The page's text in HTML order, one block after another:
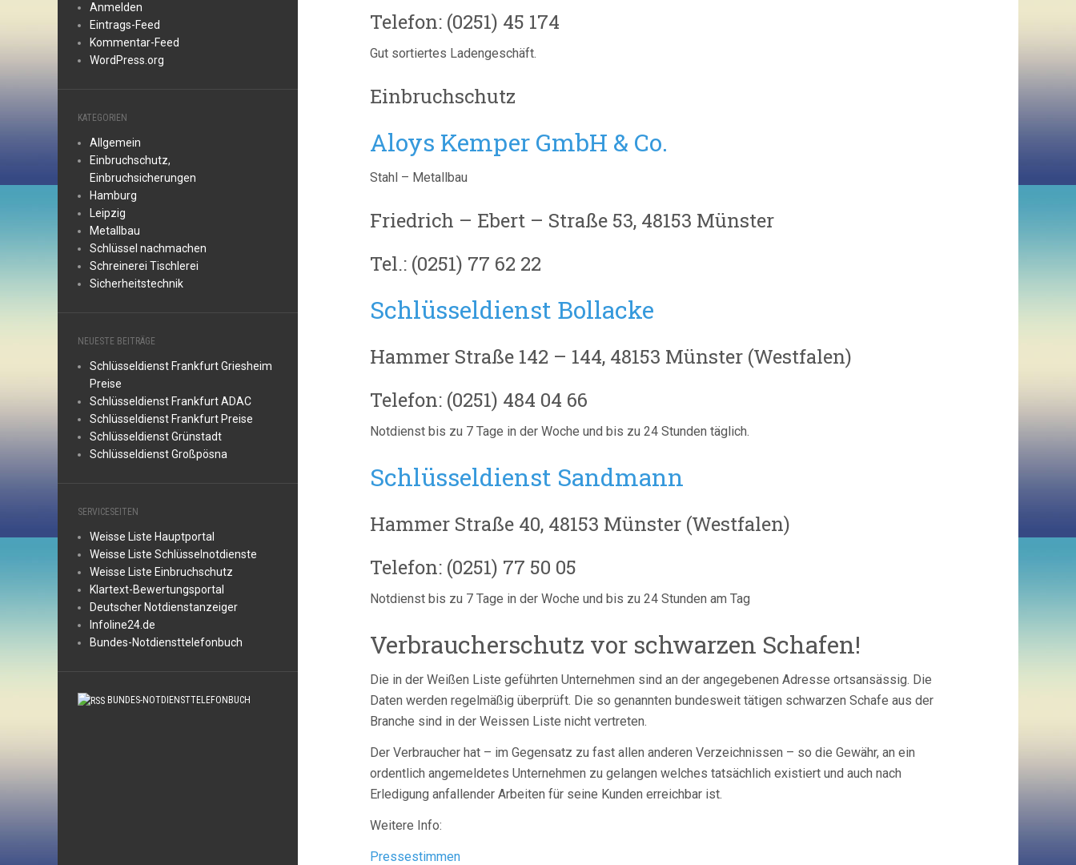
Anmelden
Eintrags-Feed
Kommentar-Feed
WordPress.org
KATEGORIEN
Allgemein
Einbruchschutz,
Einbruchsicherungen
Hamburg
Leipzig
Metallbau
Schlüssel nachmachen
Schreinerei Tischlerei
Sicherheitstechnik
NEUESTE BEITRÄGE
Schlüsseldienst Frankfurt Griesheim
Preise
Schlüsseldienst Frankfurt ADAC
Schlüsseldienst Frankfurt Preise
Schlüsseldienst Grünstadt
Schlüsseldienst Großpösna
SERVICESEITEN
Weisse Liste Hauptportal
Weisse Liste Schlüsselnotdienste
Weisse Liste Einbruchschutz
Klartext-Bewertungsportal
Deutscher Notdienstanzeiger
Infoline24.de
Bundes-Notdiensttelefonbuch
BUNDES-NOTDIENSTTELEFONBUCH
Telefon: (0251) 45 174
Gut sortiertes Ladengeschäft.
Einbruchschutz
Aloys Kemper GmbH & Co.
Stahl – Metallbau
Friedrich – Ebert – Straße 53, 48153 Münster
Tel.: (0251) 77 62 22
Schlüsseldienst Bollacke
Hammer Straße 142 – 144, 48153 Münster (Westfalen)
Telefon: (0251) 484 04 66
Notdienst bis zu 7 Tage in der Woche und bis zu 24 Stunden täglich.
Schlüsseldienst Sandmann
Hammer Straße 40, 48153 Münster (Westfalen)
Telefon: (0251) 77 50 05
Notdienst bis zu 7 Tage in der Woche und bis zu 24 Stunden am Tag
Verbraucherschutz vor schwarzen Schafen!
Die in der Weißen Liste geführten Unternehmen sind an der angegebenen Adresse ortsansässig. Die
Daten werden regelmäßig überprüft. Die so genannten bundesweit tätigen schwarzen Schafe aus der
Branche sind in der Weissen Liste nicht vertreten.
Der Verbraucher hat – im Gegensatz zu fast allen anderen Verzeichnissen – so die Gewähr, an ein
ordentlich angemeldetes Unternehmen zu gelangen welches tatsächlich existiert und auch nach
Erledigung anfallender Arbeiten für seine Kunden erreichbar ist.
Weitere Info:
Pressestimmen